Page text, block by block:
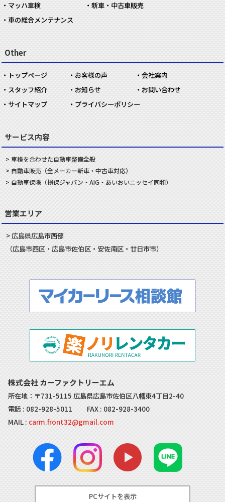
マッハ車検
新車・中古車販売
車の総合メンテナンス
Other
トップページ お客様の声
会社案内
スタッフ紹介
お知らせ
お問い合わせ
サイトマップ
プライバシーポリシー
サービス内容
車検を合わせた自動車整備全般
自動車販売 （全メーカー新車・中古車対応）
自動車保険（損保ジャパン・AIG・あいおいニッセイ同和）
営業エリア
広島県広島市西部
（広島市西区・ 広島市佐伯区・ 安佐南区・ 廿日市市）
株式会社 カーファクトリーエム
所在地：〒731-5115 広島県広島市佐伯区八幡東4丁目2-40
電話 : 082-928-5011 FAX : 082-928-3400
MAIL : carm.front32@gmail.com
PCサイトを表示